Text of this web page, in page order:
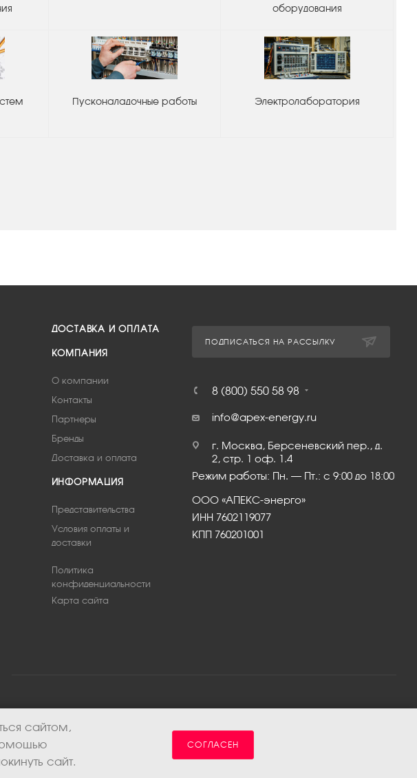
оборудования
Пусконаладочные работы Электролаборатория
ДОСТАВКА И ОПЛАТА
КОМПАНИЯ
О компании
Контакты
Партнеры
Бренды
Доставка и оплата
ИНФОРМАЦИЯ
Представительства
Условия оплаты и
доставки
Политика
конфиденциальности
Карта сайта
ПОДПИСАТЬСЯ НА РАССЫЛКУ
8 (800) 550 58 98
info@apex-energy.ru
г. Москва, Берсеневский пер., д.
2, стр. 1 оф. 1.4
Режим работы: Пн. – Пт.: с 9:00 до 18:00
ООО «АПЕКС-энерго»
ИНН 7602119077
КПП 760201001
сайтом,
сайт.
СОГЛАСЕН